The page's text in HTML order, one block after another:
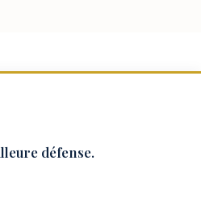
défense.